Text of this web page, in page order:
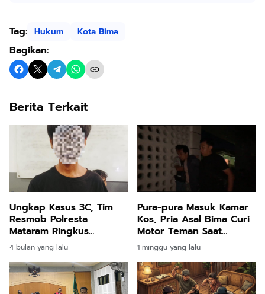
Tag: Hukum Kota Bima
Bagikan:
Berita Terkait
Ungkap Kasus 3C, Tim
Resmob Polresta
Mataram Ringkus
Pemuda Asal
Cakranegara
4 bulan yang lalu
Pura-pura Masuk Kamar
Kos, Pria Asal Bima Curi
Motor Teman Saat
Korban Tertidur di
Mataram
1 minggu yang lalu